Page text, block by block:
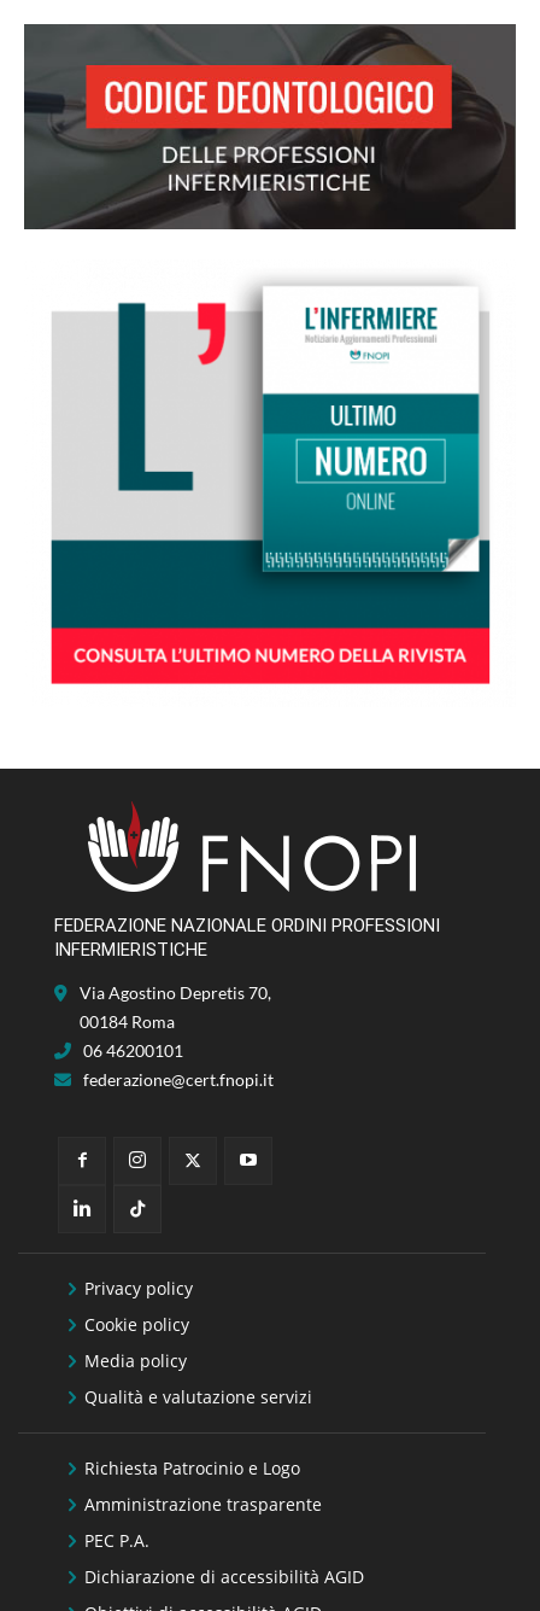
FEDERAZIONE NAZIONALE ORDINI PROFESSIONI
INFERMIERISTICHE
Via Agostino Depretis 70,
00184 Roma
06 46200101
federazione@cert.fnopi.it
Privacy policy
Cookie policy
Media policy
Qualità e valutazione servizi
Richiesta Patrocinio e Logo
Amministrazione trasparente
PEC P.A.
Dichiarazione di accessibilità AGID